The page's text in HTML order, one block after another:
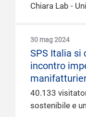
Chiara Lab -
30 mag 2024
SPS Italia si
incontro
40.133
sostenibile e